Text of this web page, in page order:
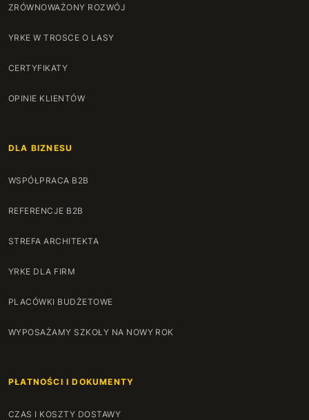
ZRÓWNOWAŻONY ROZWÓJ
YRKE W TROSCE O LASY
CERTYFIKATY
OPINIE KLIENTÓW
DLA BIZNESU
WSPÓŁPRACA B2B
REFERENCJE B2B
STREFA ARCHITEKTA
YRKE DLA FIRM
PLACÓWKI BUDŻETOWE
WYPOSAŻAMY SZKOŁY NA NOWY ROK
PŁATNOŚCI I DOKUMENTY
CZAS I KOSZTY DOSTAWY